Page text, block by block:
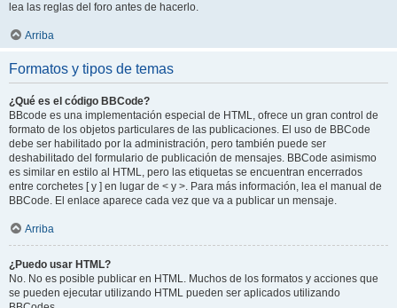
lea las reglas del foro antes de hacerlo.
Arriba
Formatos y tipos de temas
¿Qué es el código BBCode?
BBcode es una implementación especial de HTML, ofrece un gran control de
formato de los objetos particulares de las publicaciones. El uso de BBCode
debe ser habilitado por la administración, pero también puede ser
deshabilitado del formulario de publicación de mensajes. BBCode asimismo
es similar en estilo al HTML, pero las etiquetas se encuentran encerrados
entre corchetes [ y ] en lugar de < y >. Para más información, lea el manual de
BBCode. El enlace aparece cada vez que va a publicar un mensaje.
Arriba
¿Puedo usar HTML?
No. No es posible publicar en HTML. Muchos de los formatos y acciones que
se pueden ejecutar utilizando HTML pueden ser aplicados utilizando